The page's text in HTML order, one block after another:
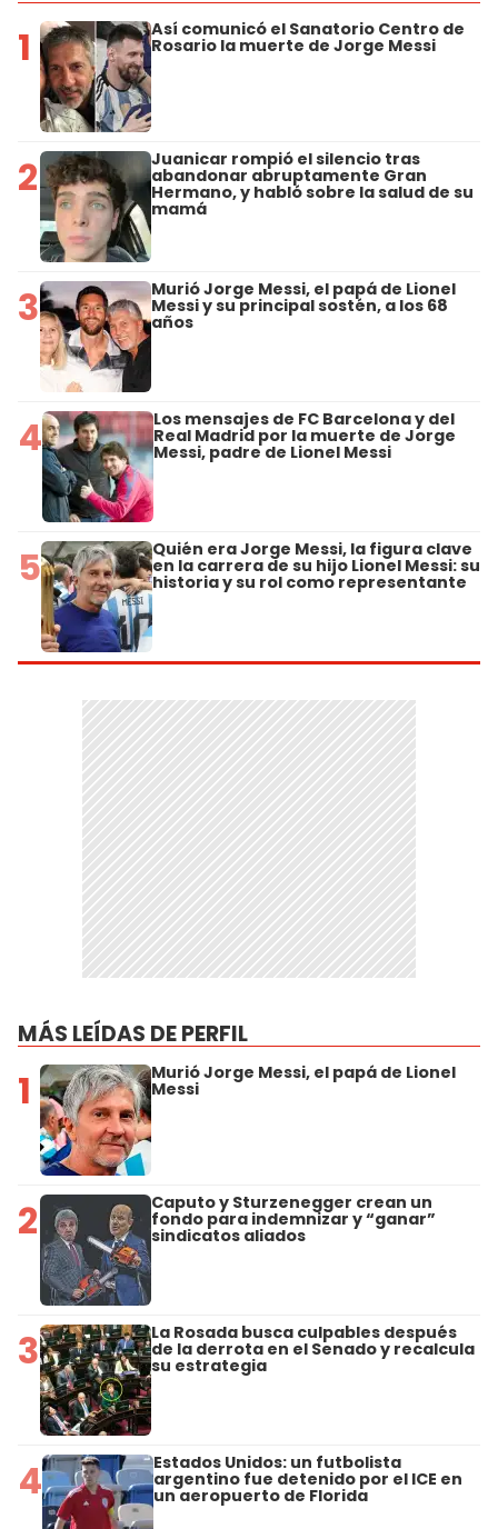
1 Así comunicó el Sanatorio Centro de
Rosario la muerte de Jorge Messi
2 Juanicar rompió el silencio tras
abandonar abruptamente Gran
Hermano, y habló sobre la salud de su
mamá
3 Murió Jorge Messi, el papá de Lionel
Messi y su principal sostén, a los 68
años
4 Los mensajes de FC Barcelona y del
Real Madrid por la muerte de Jorge
Messi, padre de Lionel Messi
5 Quién era Jorge Messi, la figura clave
en la carrera de su hijo Lionel Messi: su
historia y su rol como representante
MÁS LEÍDAS DE PERFIL
1 Murió Jorge Messi, el papá de Lionel
Messi
2 Caputo y Sturzenegger crean un
fondo para indemnizar y “ganar”
sindicatos aliados
3 La Rosada busca culpables después
de la derrota en el Senado y recalcula
su estrategia
4 Estados Unidos: un futbolista
argentino fue detenido por el ICE en
un aeropuerto de Florida